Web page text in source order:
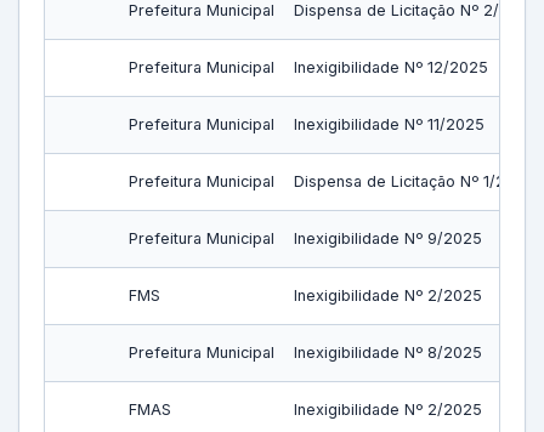
Prefeitura Municipal Dispensa de Licitação Nº 2/2025
Prefeitura Municipal Inexigibilidade Nº 12/2025
Prefeitura Municipal Inexigibilidade Nº 11/2025
Prefeitura Municipal Dispensa de Licitação Nº 1/2025
Prefeitura Municipal Inexigibilidade Nº 9/2025
FMS Inexigibilidade Nº 2/2025
Prefeitura Municipal Inexigibilidade Nº 8/2025
FMAS Inexigibilidade Nº 2/2025